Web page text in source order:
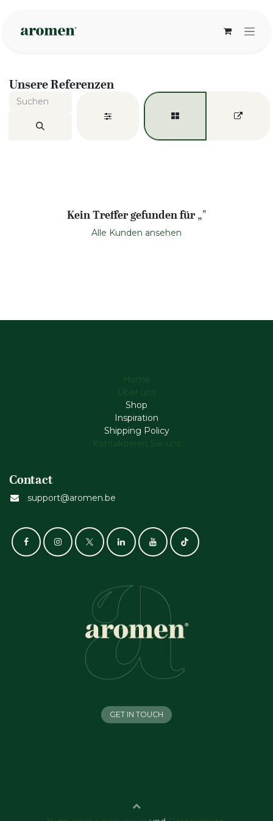
Unsere Referenzen
Kein Treffer gefunden für „"
Alle Kunden ansehen
Home
Über uns
Shop
Inspiration
Shipping Policy
Kontaktieren Sie uns
Contact
support@aromen.be
GET IN TOUCH